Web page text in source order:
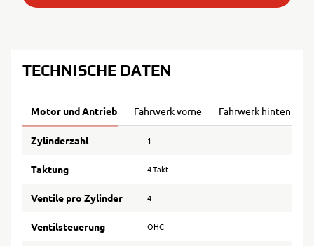
TECHNISCHE DATEN
Motor und Antrieb Fahrwerk vorne Fahrwerk hinten
Zylinderzahl 1
Taktung 4-Takt
Ventile pro Zylinder 4
Ventilsteuerung OHC